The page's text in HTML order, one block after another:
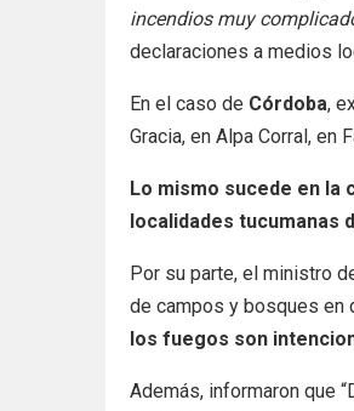
incendios muy
declaraciones a medios
En el caso de Córdoba,
Gracia, en Alpa Corral, en
Lo mismo sucede en la
localidades tucumanas
Por su parte, el ministro
de campos y bosques en
los fuegos son
Además, informaron que